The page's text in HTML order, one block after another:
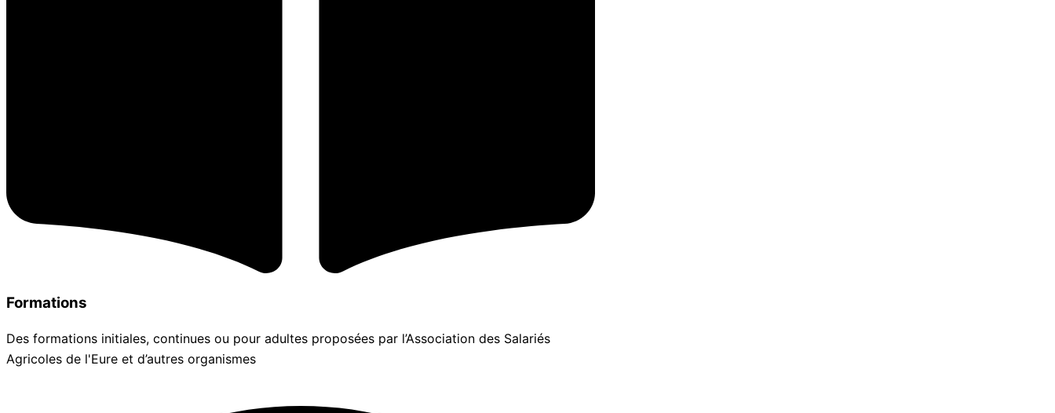
Formations
Des formations initiales, continues ou pour adultes proposées par l’Association des Salariés
Agricoles de l'Eure et d’autres organismes